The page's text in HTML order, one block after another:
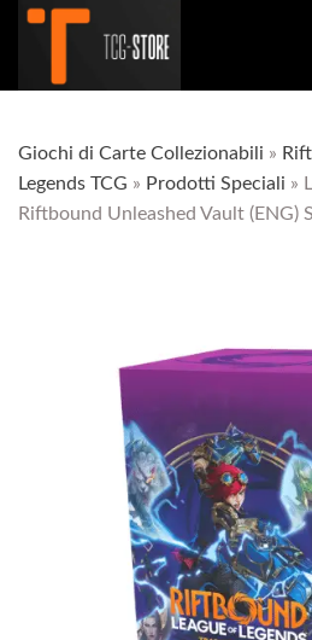
Salta
Giochi di Carte Collezionabili »
Legends TCG » Prodotti Speciali »
Riftbound Unleashed Vault (ENG)